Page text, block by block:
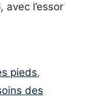
l’essor
pieds,
des